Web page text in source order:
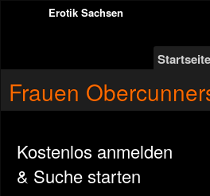
Erotik Sachsen
Startseite
Frauen
Kostenlos anmelden
& Suche starten